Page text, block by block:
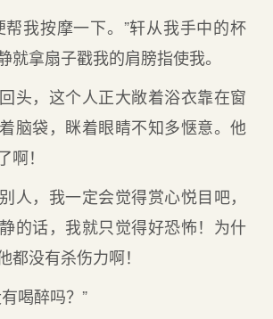
我按摩一下。”轩从我手中的杯
就拿扇子戳我的肩膀指使我。
，这个人正大敞着浴衣靠在窗
脑袋，眯着眼睛不知多惬意。他
！
，我一定会觉得赏心悦目吧，
的话，我就只觉得好恐怖！为什
都没有杀伤力啊！
喝醉吗？”